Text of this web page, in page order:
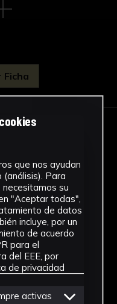
Ficha
que nos ayudan
Para
su
"Aceptar todas",
de datos
incluye, por un
de acuerdo
para el
del EEE, por
de privacidad
activas